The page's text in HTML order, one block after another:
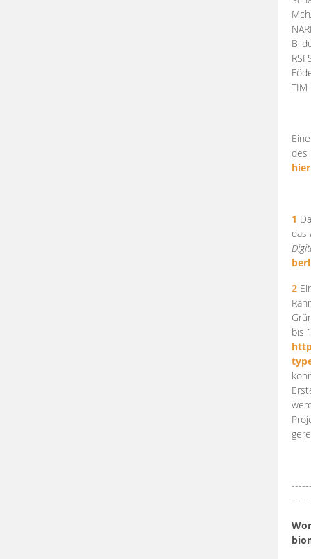
des
hier
1
das
2
bis